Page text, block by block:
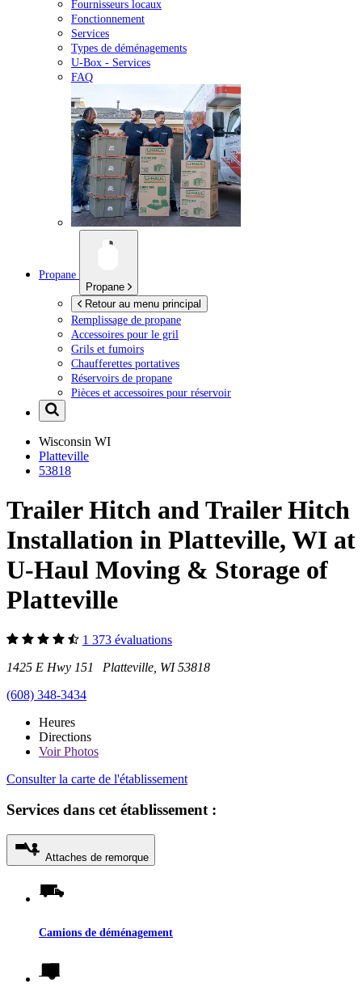
Fournisseurs locaux
Fonctionnement
Services
Types de déménagements
U-Box - Services
FAQ
Propane
Propane
Retour au menu principal
Remplissage de propane
Accessoires pour le gril
Grils et fumoirs
Chaufferettes portatives
Réservoirs de propane
Pièces et accessoires pour réservoir
Wisconsin WI
Platteville
53818
Trailer Hitch and Trailer Hitch
Installation in Platteville, WI at
U-Haul Moving & Storage of
Platteville
1 373 évaluations
1425 E Hwy 151 Platteville, WI 53818
(608) 348-3434
Heures
Directions
VoirPhotos
Consulter la carte de l'établissement
Services dans cet établissement :
Attaches de remorque
Camions de déménagement